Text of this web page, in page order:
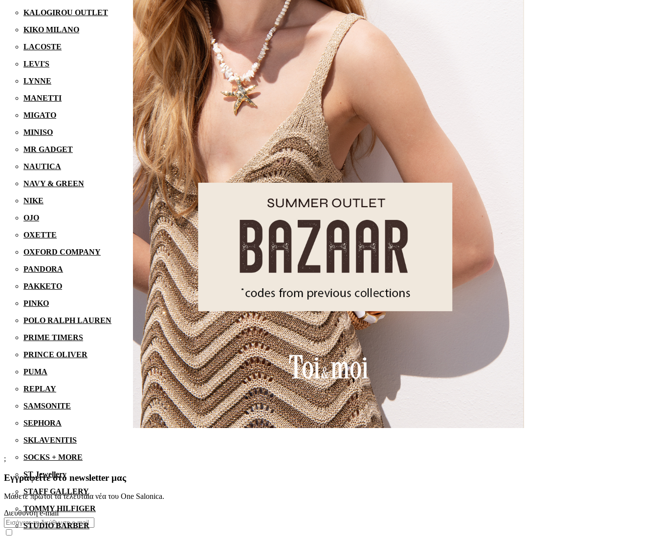
KALOGIROU OUTLET
KIKO MILANO
LACOSTE
LEVI'S
LYNNE
MANETTI
MIGATO
MINISO
MR GADGET
NAUTICA
NAVY & GREEN
NIKE
OJO
OXETTE
OXFORD COMPANY
PANDORA
PAKKETO
PINKO
POLO RALPH LAUREN
PRIME TIMERS
PRINCE OLIVER
PUMA
REPLAY
SAMSONITE
SEPHORA
SKLAVENITIS
SOCKS + MORE
ST Jewellery
STAFF GALLERY
TOMMY HILFIGER
STUDIO BARBER
;
Εγγραφείτε στο newsletter μας
Μάθετε πρώτοι τα τελευταία νέα του One Salonica.
Διεύθυνση e-mail